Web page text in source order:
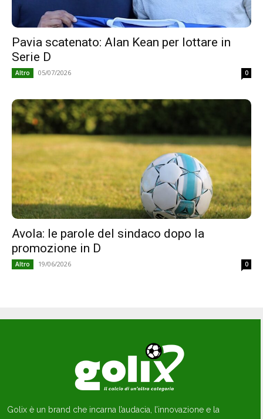
Pavia scatenato: Alan Kean per lottare in
Serie D
Altro 05/07/2026 0
Avola: le parole del sindaco dopo la
promozione in D
Altro 19/06/2026 0
Golix è un brand che incarna l’audacia, l’innovazione e la